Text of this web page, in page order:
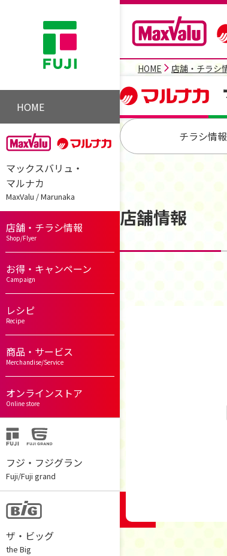
HOME
フジ・フジグラン
Fuji/Fuji grand
マックスバリュ・
マルナカ
MaxValu / Marunaka
店舗・チラシ情報
Shop/Flyer
お得・キャンペーン
Campaign
レシピ
Recipe
商品・サービス
Merchandise/Service
オンラインストア
Online store
ザ・ビッグ
the Big
HOME 店舗・チラシ
チラシ情報
店舗情報